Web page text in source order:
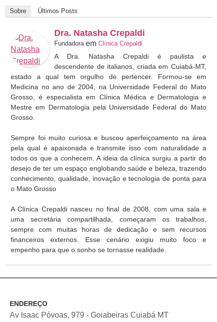
Sobre Últimos Posts
Dra. Natasha Crepaldi
Fundadoraem Clínica Crepaldi
A Dra. Natasha Crepaldi é paulista e
descendente de italianos, criada em Cuiabá-MT,
estado a qual tem orgulho de pertencer. Formou-se em
Medicina no ano de 2004, na Universidade Federal do Mato
Grosso, é especialista em Clínica Médica e Dermatologia e
Mestre em Dermatologia pela Universidade Federal do Mato
Grosso.
Sempre foi muito curiosa e buscou aperfeiçoamento na área
pela qual é apaixonada e transmite isso com naturalidade a
todos os que a conhecem. A ideia da clínica surgiu a partir do
desejo de ter um espaço englobando saúde e beleza, trazendo
conhecimento, qualidade, inovação e tecnologia de ponta para
o Mato Grosso
A Clínica Crepaldi nasceu no final de 2008, com uma sala e
uma secretária compartilhada, começaram os trabalhos,
sempre com muitas horas de dedicação e sem recursos
financeiros externos. Esse cenário exigiu muito foco e
empenho para que o sonho se tornasse realidade.
ENDEREÇO
Av Isaac Póvoas, 979 - Goiabeiras Cuiabá MT